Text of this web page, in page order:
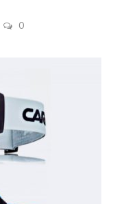
0